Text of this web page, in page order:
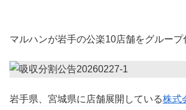
マルハンが岩手の公楽10店舗をグループ
岩手県、宮城県に店舗展開している株式